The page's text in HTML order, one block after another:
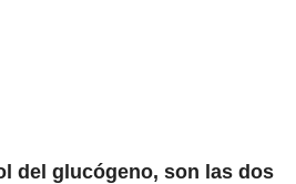
del glucógeno, son las dos